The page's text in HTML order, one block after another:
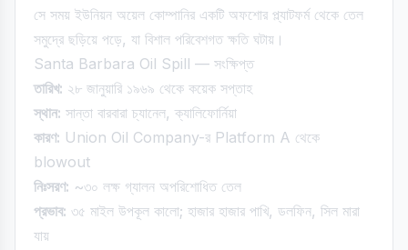
সে সময় ইউনিয়ন অয়েল কোম্পানির একটি অফশোর প্ল্যাটফর্ম থেকে তেল
সমুদ্রে ছড়িয়ে পড়ে, যা বিশাল পরিবেশগত ক্ষতি ঘটায়।
Santa Barbara Oil Spill — সংক্ষিপ্ত
তারিখ: ২৮ জানুয়ারি ১৯৬৯ থেকে কয়েক সপ্তাহ
স্থান: সান্তা বারবারা চ্যানেল, ক্যালিফোর্নিয়া
কারণ: Union Oil Company-র Platform A থেকে
blowout
নিঃসরণ: ~৩০ লক্ষ গ্যালন অপরিশোধিত তেল
প্রভাব: ৩৫ মাইল উপকূল কালো; হাজার হাজার পাখি, ডলফিন, সিল মারা
যায়